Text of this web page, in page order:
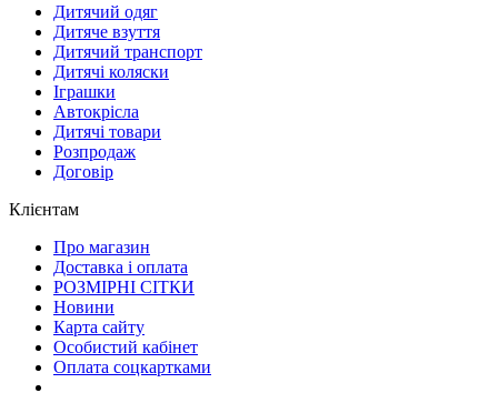
Дитячий одяг
Дитяче взуття
Дитячий транспорт
Дитячі коляски
Іграшки
Автокрісла
Дитячі товари
Розпродаж
Договір
Клієнтам
Про магазин
Доставка і оплата
РОЗМІРНІ СІТКИ
Новини
Карта сайту
Особистий кабінет
Оплата соцкартками